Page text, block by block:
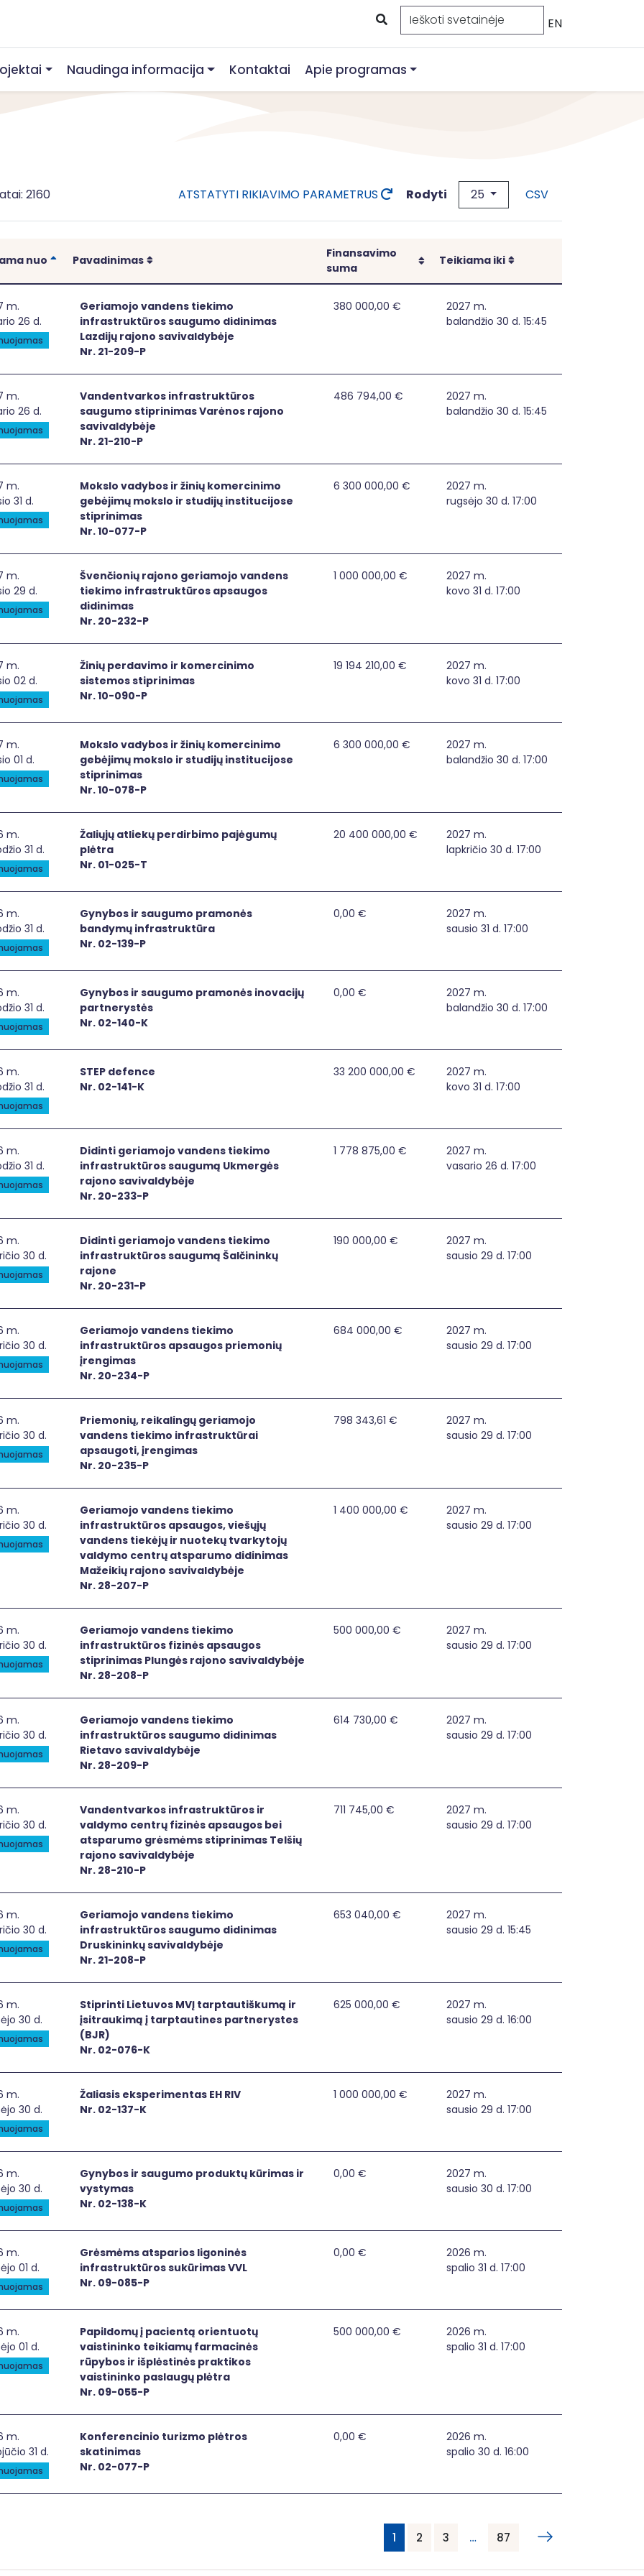
EN
Naudinga informacija Kontaktai Apie programas
2160 ATSTATYTI RIKIAVIMO PARAMETRUS Rodyti 25 CSV
nuo Rikiuoti
Pavadinimas Rikiuoti
Finansavimo
suma
Rikiuoti
Teikiama iki Rikiuoti
vandens tiekimo infrastruktūros saugumo didinimas Lazdijų rajono savivaldybėje
m.
26 d.
Geriamojo vandens tiekimo
infrastruktūros saugumo didinimas
Lazdijų rajono savivaldybėje
Nr. 21-209-P
380 000,00 €
2027 m.
balandžio 30 d. 15:45
infrastruktūros saugumo stiprinimas Varėnos rajono savivaldybėje
m.
26 d.
Vandentvarkos infrastruktūros
saugumo stiprinimas Varėnos rajono
savivaldybėje
Nr. 21-210-P
486 794,00 €
2027 m.
balandžio 30 d. 15:45
vadybos ir žinių komercinimo gebėjimų mokslo ir studijų institucijose stiprinimas
m.
31 d.
Mokslo vadybos ir žinių komercinimo
gebėjimų mokslo ir studijų institucijose
stiprinimas
Nr. 10-077-P
6 300 000,00 €
2027 m.
rugsėjo 30 d. 17:00
rajono geriamojo vandens tiekimo infrastruktūros apsaugos didinimas
m.
29 d.
Švenčionių rajono geriamojo vandens
tiekimo infrastruktūros apsaugos
didinimas
Nr. 20-232-P
1 000 000,00 €
2027 m.
kovo 31 d. 17:00
perdavimo ir komercinimo sistemos stiprinimas
m.
02 d.
Žinių perdavimo ir komercinimo
sistemos stiprinimas
Nr. 10-090-P
19 194 210,00 €
2027 m.
kovo 31 d. 17:00
vadybos ir žinių komercinimo gebėjimų mokslo ir studijų institucijose stiprinimas
m.
01 d.
Mokslo vadybos ir žinių komercinimo
gebėjimų mokslo ir studijų institucijose
stiprinimas
Nr. 10-078-P
6 300 000,00 €
2027 m.
balandžio 30 d. 17:00
atliekų perdirbimo pajėgumų plėtra
m.
31 d.
Žaliųjų atliekų perdirbimo pajėgumų
plėtra
Nr. 01-025-T
20 400 000,00 €
2027 m.
lapkričio 30 d. 17:00
ir saugumo pramonės bandymų infrastruktūra
m.
31 d.
Gynybos ir saugumo pramonės
bandymų infrastruktūra
Nr. 02-139-P
0,00 €
2027 m.
sausio 31 d. 17:00
ir saugumo pramonės inovacijų partnerystės
m.
31 d.
Gynybos ir saugumo pramonės inovacijų
partnerystės
Nr. 02-140-K
0,00 €
2027 m.
balandžio 30 d. 17:00
defence
m.
31 d.
STEP defence
Nr. 02-141-K
33 200 000,00 €
2027 m.
kovo 31 d. 17:00
geriamojo vandens tiekimo infrastruktūros saugumą Ukmergės rajono savivaldybėje
m.
31 d.
Didinti geriamojo vandens tiekimo
infrastruktūros saugumą Ukmergės
rajono savivaldybėje
Nr. 20-233-P
1 778 875,00 €
2027 m.
vasario 26 d. 17:00
geriamojo vandens tiekimo infrastruktūros saugumą Šalčininkų rajone
m.
30 d.
Didinti geriamojo vandens tiekimo
infrastruktūros saugumą Šalčininkų
rajone
Nr. 20-231-P
190 000,00 €
2027 m.
sausio 29 d. 17:00
vandens tiekimo infrastruktūros apsaugos priemonių įrengimas
m.
30 d.
Geriamojo vandens tiekimo
infrastruktūros apsaugos priemonių
įrengimas
Nr. 20-234-P
684 000,00 €
2027 m.
sausio 29 d. 17:00
reikalingų geriamojo vandens tiekimo infrastruktūrai apsaugoti, įrengimas
m.
30 d.
Priemonių, reikalingų geriamojo
vandens tiekimo infrastruktūrai
apsaugoti, įrengimas
Nr. 20-235-P
798 343,61 €
2027 m.
sausio 29 d. 17:00
vandens tiekimo infrastruktūros apsaugos, viešųjų vandens tiekėjų ir nuotekų tvarkytojų valdymo centrų
m.
30 d.
Geriamojo vandens tiekimo
infrastruktūros apsaugos, viešųjų
vandens tiekėjų ir nuotekų tvarkytojų
valdymo centrų atsparumo didinimas
Mažeikių rajono savivaldybėje
Nr. 28-207-P
1 400 000,00 €
2027 m.
sausio 29 d. 17:00
vandens tiekimo infrastruktūros fizinės apsaugos stiprinimas Plungės rajono savivaldybėje
m.
30 d.
Geriamojo vandens tiekimo
infrastruktūros fizinės apsaugos
stiprinimas Plungės rajono savivaldybėje
Nr. 28-208-P
500 000,00 €
2027 m.
sausio 29 d. 17:00
vandens tiekimo infrastruktūros saugumo didinimas Rietavo savivaldybėje
m.
30 d.
Geriamojo vandens tiekimo
infrastruktūros saugumo didinimas
Rietavo savivaldybėje
Nr. 28-209-P
614 730,00 €
2027 m.
sausio 29 d. 17:00
infrastruktūros ir valdymo centrų fizinės apsaugos bei atsparumo grėsmėms stiprinimas Telšių rajono
m.
30 d.
Vandentvarkos infrastruktūros ir
valdymo centrų fizinės apsaugos bei
atsparumo grėsmėms stiprinimas Telšių
rajono savivaldybėje
Nr. 28-210-P
711 745,00 €
2027 m.
sausio 29 d. 17:00
vandens tiekimo infrastruktūros saugumo didinimas Druskininkų savivaldybėje
m.
30 d.
Geriamojo vandens tiekimo
infrastruktūros saugumo didinimas
Druskininkų savivaldybėje
Nr. 21-208-P
653 040,00 €
2027 m.
sausio 29 d. 15:45
Lietuvos MVĮ tarptautiškumą ir įsitraukimą į tarptautines partnerystes (BJR)
m.
30 d.
Stiprinti Lietuvos MVĮ tarptautiškumą ir
įsitraukimą į tarptautines partnerystes
(BJR)
Nr. 02-076-K
625 000,00 €
2027 m.
sausio 29 d. 16:00
eksperimentas EH RIV
m.
30 d.
Žaliasis eksperimentas EH RIV
Nr. 02-137-K
1 000 000,00 €
2027 m.
sausio 29 d. 17:00
ir saugumo produktų kūrimas ir vystymas
m.
30 d.
Gynybos ir saugumo produktų kūrimas ir
vystymas
Nr. 02-138-K
0,00 €
2027 m.
sausio 30 d. 17:00
atsparios ligoninės infrastruktūros sukūrimas VVL
m.
01 d.
Grėsmėms atsparios ligoninės
infrastruktūros sukūrimas VVL
Nr. 09-085-P
0,00 €
2026 m.
spalio 31 d. 17:00
į pacientą orientuotų vaistininko teikiamų farmacinės rūpybos ir išplėstinės praktikos vaistininko paslaugų
m.
01 d.
Papildomų į pacientą orientuotų
vaistininko teikiamų farmacinės
rūpybos ir išplėstinės praktikos
vaistininko paslaugų plėtra
Nr. 09-055-P
500 000,00 €
2026 m.
spalio 31 d. 17:00
turizmo plėtros skatinimas
m.
31 d.
Konferencinio turizmo plėtros
skatinimas
Nr. 02-077-P
0,00 €
2026 m.
spalio 30 d. 16:00
1 2 3 … 87